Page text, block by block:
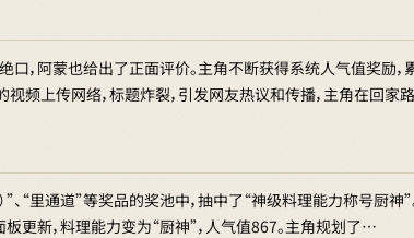
，阿蒙也给出了正面评价。主角不断获得系统人气值奖励，
频上传网络，标题炸裂，引发网友热议和传播，主角在回家
、“里通道”等奖品的奖池中，抽中了“神级料理能力称号厨神”
更新，料理能力变为“厨神”，人气值867。主角规划了…